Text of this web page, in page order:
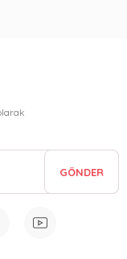
GÖNDER